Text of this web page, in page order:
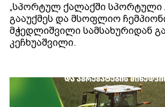
„სპორტულ ქალაქში სპორტული
გააუქმეს და მსოფლიო
მჭედლიშვილი სამსახურიდან
კეჩხუაშვილი.